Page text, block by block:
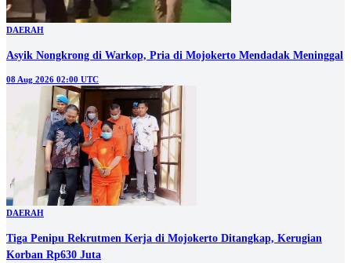
DAERAH
Asyik Nongkrong di Warkop, Pria di Mojokerto Mendadak Meninggal
08 Aug 2026 02:00 UTC
DAERAH
Tiga Penipu Rekrutmen Kerja di Mojokerto Ditangkap, Kerugian
Korban Rp630 Juta